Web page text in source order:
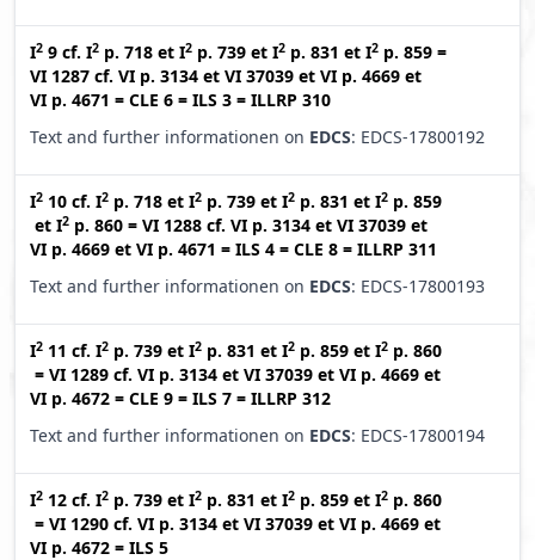
I2 9 cf. I2 p. 718 et I2 p. 739 et I2 p. 831 et I2 p. 859 =
VI 1287 cf. VI p. 3134 et VI 37039 et VI p. 4669 et
VI p. 4671 = CLE 6 = ILS 3 = ILLRP 310
Text and further informationen on EDCS: EDCS-17800192
I2 10 cf. I2 p. 718 et I2 p. 739 et I2 p. 831 et I2 p. 859
et I2 p. 860 = VI 1288 cf. VI p. 3134 et VI 37039 et
VI p. 4669 et VI p. 4671 = ILS 4 = CLE 8 = ILLRP 311
Text and further informationen on EDCS: EDCS-17800193
I2 11 cf. I2 p. 739 et I2 p. 831 et I2 p. 859 et I2 p. 860
= VI 1289 cf. VI p. 3134 et VI 37039 et VI p. 4669 et
VI p. 4672 = CLE 9 = ILS 7 = ILLRP 312
Text and further informationen on EDCS: EDCS-17800194
I2 12 cf. I2 p. 739 et I2 p. 831 et I2 p. 859 et I2 p. 860
= VI 1290 cf. VI p. 3134 et VI 37039 et VI p. 4669 et
VI p. 4672 = ILS 5